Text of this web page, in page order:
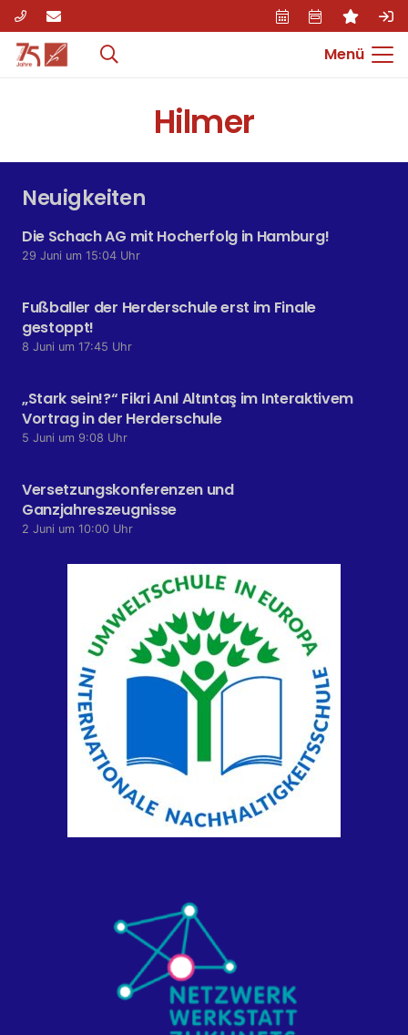
Menü
Hilmer
Neuigkeiten
Die Schach AG mit Hocherfolg in Hamburg!
29 Juni um 15:04 Uhr
Fußballer der Herderschule erst im Finale
gestoppt!
8 Juni um 17:45 Uhr
„Stark sein!?“ Fikri Anıl Altıntaş im Interaktivem
Vortrag in der Herderschule
5 Juni um 9:08 Uhr
Versetzungskonferenzen und
Ganzjahreszeugnisse
2 Juni um 10:00 Uhr